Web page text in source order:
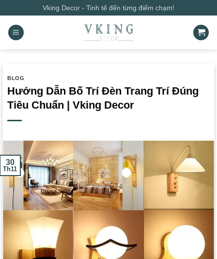
qua
nội
dung
Vking Decor - Tinh tế đến từng điểm chạm!
BLOG
Hướng Dẫn Bố Trí Đèn Trang Trí Đúng
Tiêu Chuẩn | Vking Decor
30
Th11